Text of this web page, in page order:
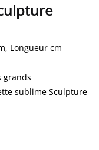
Longueur cm
grands
sublime Sculpture